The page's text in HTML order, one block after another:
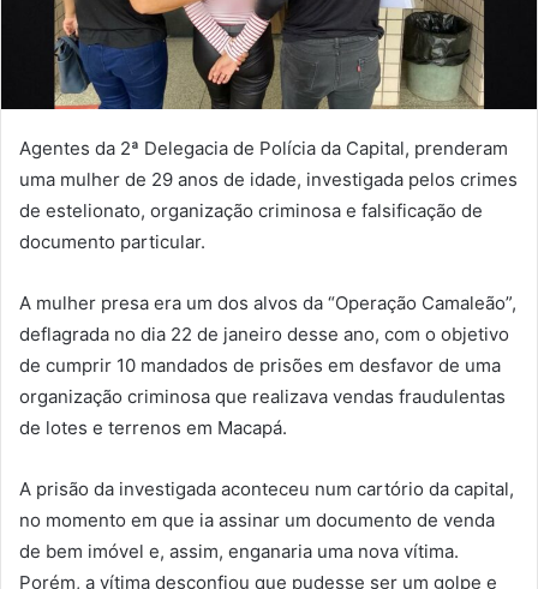
Agentes da 2ª Delegacia de Polícia da Capital, prenderam
uma mulher de 29 anos de idade, investigada pelos crimes
de estelionato, organização criminosa e falsificação de
documento particular.
A mulher presa era um dos alvos da “Operação Camaleão”,
deflagrada no dia 22 de janeiro desse ano, com o objetivo
de cumprir 10 mandados de prisões em desfavor de uma
organização criminosa que realizava vendas fraudulentas
de lotes e terrenos em Macapá.
A prisão da investigada aconteceu num cartório da capital,
no momento em que ia assinar um documento de venda
de bem imóvel e, assim, enganaria uma nova vítima.
Porém, a vítima desconfiou que pudesse ser um golpe e